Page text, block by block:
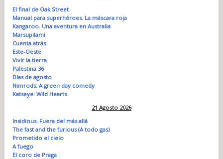
El final de Oak Street
Manual para superhéroes. La máscara roja
Kangaroo. Una aventura en Australia
Marsupilami
Cuenta atrás
Este-Oeste
Vivir la tierra
Palestina 36
Días de agosto
Nimrods: A green day comedy
Katseye: Wild Hearts
21 Agosto 2026
Insidious. Fuera del más allá
The fast and the furious (A todo gas)
Prometido el cielo
A fuego
El coro de Praga